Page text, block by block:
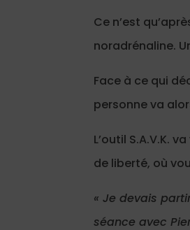
Ce n’est
noradrénaline.
Face à ce qui
personne va
L’outil S.A.V.K.
de liberté, où
« Je devais
séance avec